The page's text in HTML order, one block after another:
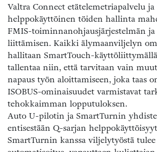
Valtra Connect etätelemetriapalvelu ja
helppokäyttöinen töiden hallinta
FMIS-toiminnanohjausjärjestelmän
liittämisen. Kaikki älymaanviljelyn
hallitaan SmartTouch-
tallentaa niin, että tarvitaan vain
napaus työn aloittamiseen, joka taas
ISOBUS-ominaisuudet varmistavat
tehokkaimman lopputuloksen.
Auto U-pilotin ja SmartTurnin
entisestään Q-sarjan
SmartTurnin kanssa viljelytyöstä